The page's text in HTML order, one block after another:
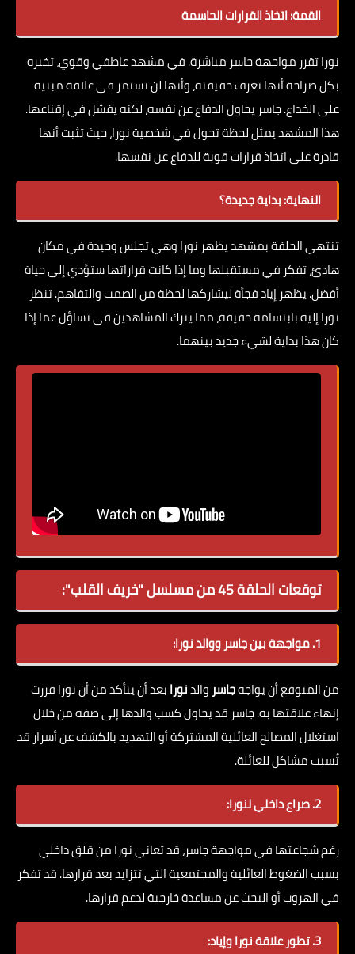
القمة: اتخاذ القرارات الحاسمة
نورا تقرر مواجهة جاسر مباشرة. في مشهد عاطفي وقوي، تخبره
بكل صراحة أنها تعرف حقيقته، وأنها لن تستمر في علاقة مبنية
على الخداع. جاسر يحاول الدفاع عن نفسه، لكنه يفشل في إقناعها.
هذا المشهد يمثل لحظة تحول في شخصية نورا، حيث تثبت أنها
قادرة على اتخاذ قرارات قوية للدفاع عن نفسها.
النهاية: بداية جديدة؟
تنتهي الحلقة بمشهد يظهر نورا وهي تجلس وحيدة في مكان
هادئ، تفكر في مستقبلها وما إذا كانت قراراتها ستؤدي إلى حياة
أفضل. يظهر إياد فجأة ليشاركها لحظة من الصمت والتفاهم. تنظر
نورا إليه بابتسامة خفيفة، مما يترك المشاهدين في تساؤل عما إذا
كان هذا بداية لشيء جديد بينهما.
توقعات الحلقة 45 من مسلسل "خريف القلب":
1. مواجهة بين جاسر ووالد نورا:
من المتوقع أن يواجهجاسر والدنورابعد أن يتأكد من أن نورا قررت
إنهاء علاقتها به. جاسر قد يحاول كسب والدها إلى صفه من خلال
استغلال المصالح العائلية المشتركة أو التهديد بالكشف عن أسرار قد
تُسبب مشاكل للعائلة.
2. صراع داخلي لنورا:
رغم شجاعتها في مواجهة جاسر، قد تعاني نورا من قلق داخلي
بسبب الضغوط العائلية والمجتمعية التي تتزايد بعد قرارها. قد تفكر
في الهروب أو البحث عن مساعدة خارجية لدعم قرارها.
3. تطور علاقة نورا وإياد: